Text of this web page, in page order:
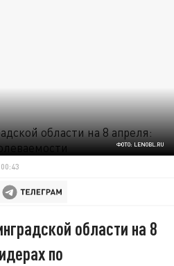
ФОТО: LENOBL.RU
области на 8
по